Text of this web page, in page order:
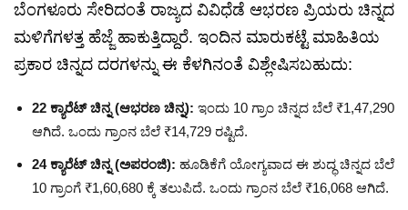
ಬೆಂಗಳೂರು ಸೇರಿದಂತೆ ರಾಜ್ಯದ ವಿವಿಧೆಡೆ ಆಭರಣ ಪ್ರಿಯರು ಚಿನ್ನದ
ಮಳಿಗೆಗಳತ್ತ ಹೆಜ್ಜೆ ಹಾಕುತ್ತಿದ್ದಾರೆ. ಇಂದಿನ ಮಾರುಕಟ್ಟೆ ಮಾಹಿತಿಯ
ಪ್ರಕಾರ ಚಿನ್ನದ ದರಗಳನ್ನು ಈ ಕೆಳಗಿನಂತೆ ವಿಶ್ಲೇಷಿಸಬಹುದು:
22 ಕ್ಯಾರೆಟ್ ಚಿನ್ನ (ಆಭರಣ ಚಿನ್ನ): ಇಂದು 10 ಗ್ರಾಂ ಚಿನ್ನದ ಬೆಲೆ ₹1,47,290
ಆಗಿದೆ. ಒಂದು ಗ್ರಾಂನ ಬೆಲೆ ₹14,729 ರಷ್ಟಿದೆ.
24 ಕ್ಯಾರೆಟ್ ಚಿನ್ನ (ಅಪರಂಜಿ): ಹೂಡಿಕೆಗೆ ಯೋಗ್ಯವಾದ ಈ ಶುದ್ಧ ಚಿನ್ನದ ಬೆಲೆ
10 ಗ್ರಾಂಗೆ ₹1,60,680 ಕ್ಕೆ ತಲುಪಿದೆ. ಒಂದು ಗ್ರಾಂನ ಬೆಲೆ ₹16,068 ಆಗಿದೆ.